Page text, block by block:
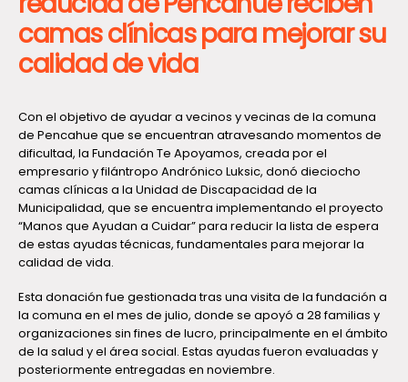
camas clínicas para mejorar su
calidad de vida
Con el objetivo de ayudar a vecinos y vecinas de la comuna
de Pencahue que se encuentran atravesando momentos de
dificultad, la Fundación Te Apoyamos, creada por el
empresario y filántropo Andrónico Luksic, donó dieciocho
camas clínicas a la Unidad de Discapacidad de la
Municipalidad, que se encuentra implementando el proyecto
“Manos que Ayudan a Cuidar” para reducir la lista de espera
de estas ayudas técnicas, fundamentales para mejorar la
calidad de vida.
Esta donación fue gestionada tras una visita de la fundación a
la comuna en el mes de julio, donde se apoyó a 28 familias y
organizaciones sin fines de lucro, principalmente en el ámbito
de la salud y el área social. Estas ayudas fueron evaluadas y
posteriormente entregadas en noviembre.